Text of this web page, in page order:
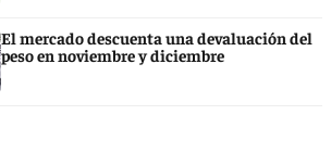
El mercado descuenta una devaluación del
peso en noviembre y diciembre